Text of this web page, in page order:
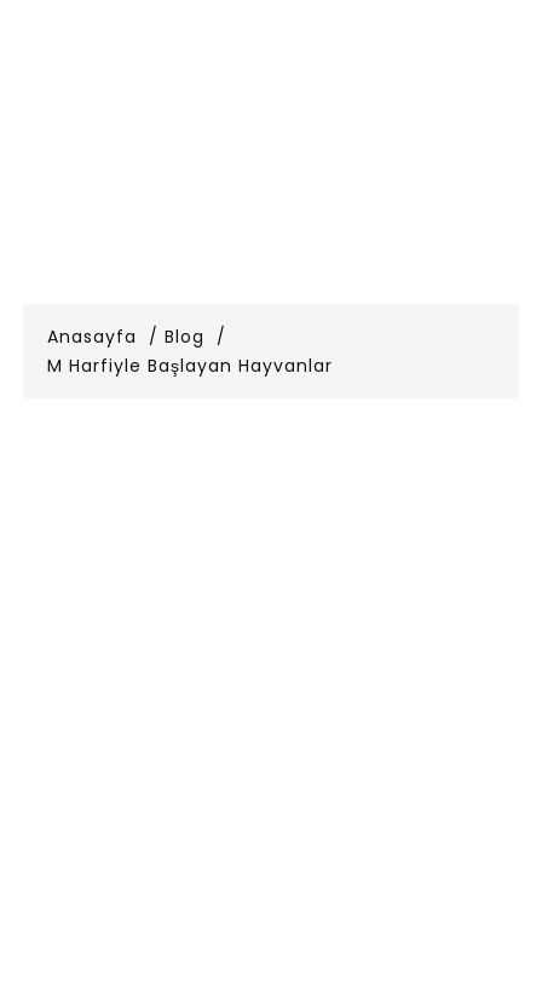
Anasayfa
Blog
M Harfiyle Başlayan Hayvanlar